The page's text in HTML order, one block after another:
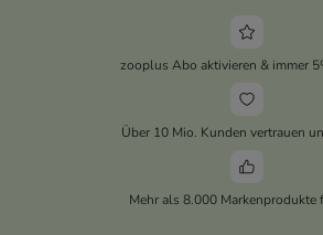
zooplus Abo aktivieren & immer
Über 10 Mio. Kunden vertrauen
Mehr als 8.000 Markenprodukte